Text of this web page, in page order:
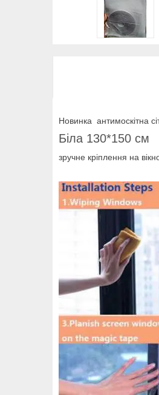
Новинка антимоскітна
Біла 130*150 см
зручне кріплення на